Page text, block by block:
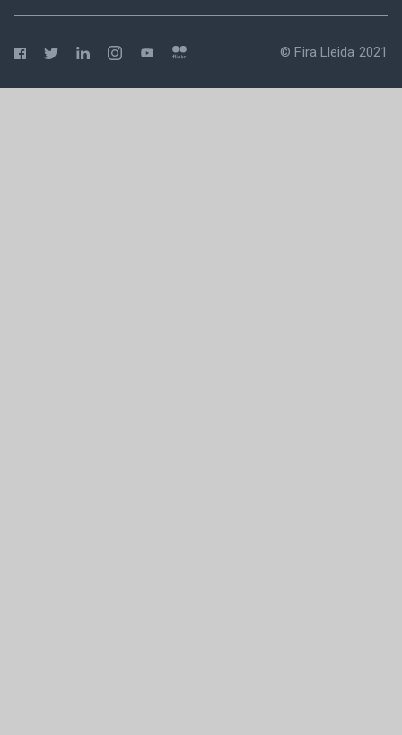
© Fira Lleida 2021